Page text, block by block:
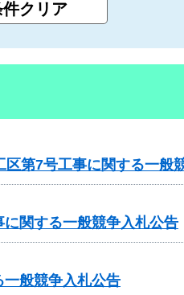
第7号工事に関する一般
関する一般競争入札公告
般競争入札公告